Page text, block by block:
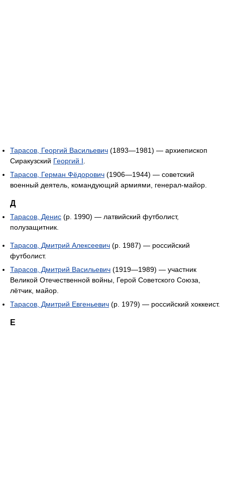
Тарасов, Георгий Васильевич (1893—1981) — архиепископ
Сиракузский Георгий I
Тарасов, Герман Фёдорович (1906—1944) — советский
военный деятель, командующий армиями, генерал-майор.
Д
Тарасов, Денис (р. 1990) — латвийский футболист,
полузащитник.
Тарасов, Дмитрий Алексеевич (р. 1987) — российский
футболист.
Тарасов, Дмитрий Васильевич (1919—1989) — участник
Великой Отечественной войны, Герой Советского Союза,
лётчик, майор.
Тарасов, Дмитрий Евгеньевич (р. 1979) — российский хоккеист.
Е